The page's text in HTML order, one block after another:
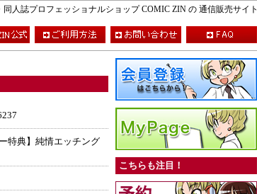
人誌プロフェッショナルショップ COMIC ZIN の 通信販売サイト
特典】純情エッチング
こちらも注目！